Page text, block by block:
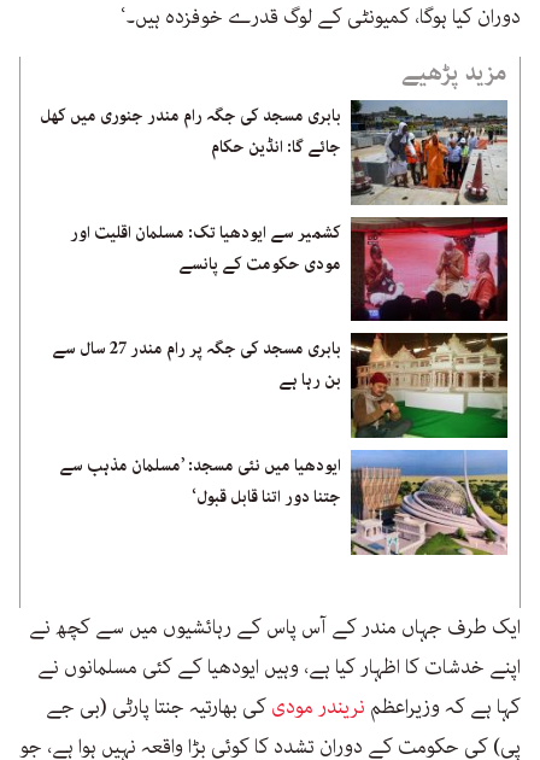
دوران کیا ہوگا، کمیونٹی کے لوگ قدرے خوفزدہ ہیں۔‘
مزید پڑھیے
بابری مسجد کی جگہ رام مندر جنوری میں کھل
جائے گا: انڈین حکام
کشمیر سے ایودھیا تک: مسلمان اقلیت اور
مودی حکومت کے پانسے
بابری مسجد کی جگہ پر رام مندر 27 سال سے
بن رہا ہے
ایودھیا میں نئی مسجد: ’مسلمان مذہب سے
جتنا دور اتنا قابل قبول‘
ایک طرف جہاں مندر کے آس پاس کے رہائشیوں میں سے کچھ نے
اپنے خدشات کا اظہار کیا ہے، وہیں ایودھیا کے کئی مسلمانوں نے
کہا ہے کہ وزیراعظم نریندر مودیکی بھارتیہ جنتا پارٹی (بی جے
پی) کی حکومت کے دوران تشدد کا کوئی بڑا واقعہ نہیں ہوا ہے، جو